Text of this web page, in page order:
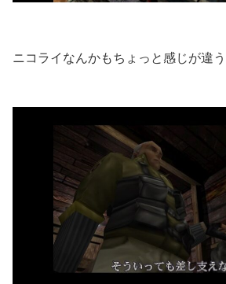
ニコライなんかもちょっと感じが違う